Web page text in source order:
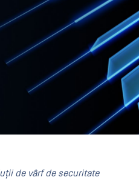
de vârf de securitate